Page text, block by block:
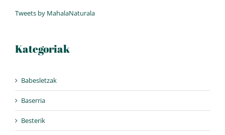
Tweets by MahalaNaturala
Kategoriak
Babesletzak
Baserria
Besterik